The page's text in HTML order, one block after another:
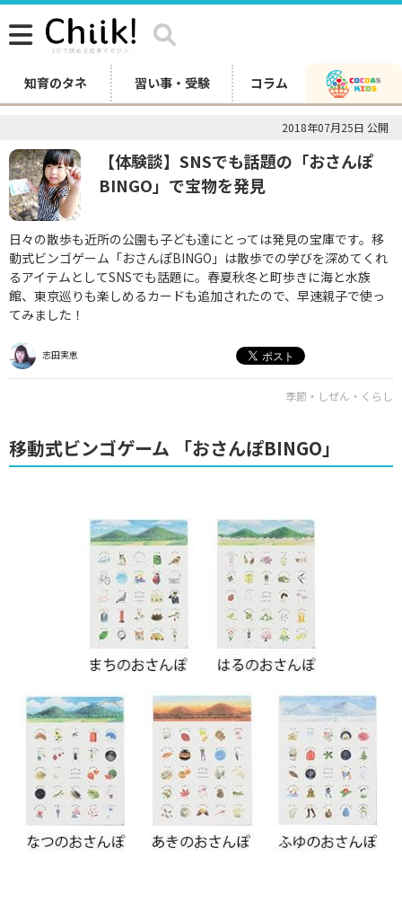
知育のタネ 習い事・受験 コラム
2018年07月25日 公開
【体験談】SNSでも話題の「おさんぽ
BINGO」で宝物を発見
日々の散歩も近所の公園も子ども達にとっては発見の宝庫です。移
動式ビンゴゲーム「おさんぽBINGO」は散歩での学びを深めてくれ
るアイテムとしてSNSでも話題に。春夏秋冬と町歩きに海と水族
館、東京巡りも楽しめるカードも追加されたので、早速親子で使っ
てみました！
志田実恵
季節・しぜん・くらし
移動式ビンゴゲーム 「おさんぽBINGO」